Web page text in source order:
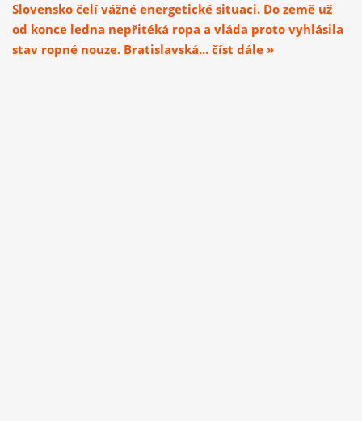
Slovensko čelí vážné energetické situaci. Do země už
od konce ledna nepřitéká ropa a vláda proto vyhlásila
stav ropné nouze. Bratislavská... číst dále »